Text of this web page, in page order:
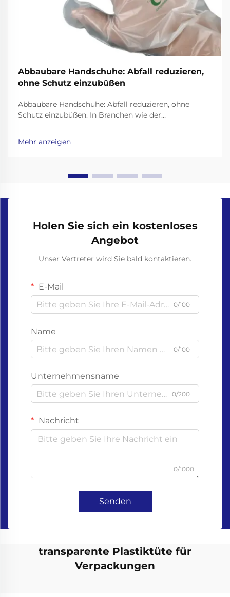
Abbaubare Handschuhe: Abfall reduzieren,
ohne Schutz einzubüßen
Abbaubare Handschuhe: Abfall reduzieren, ohne
Schutz einzubüßen. In Branchen wie der
Lebensmittelgewerbe sind Einweghandschuhe
unverzichtbar für Hygiene und Sicherheit. Allerdings
Mehr anzeigen
Holen Sie sich ein kostenloses
Angebot
Unser Vertreter wird Sie bald kontaktieren.
E-Mail
0/100
Name
0/100
Unternehmensname
0/200
Nachricht
0/1000
Senden
transparente Plastiktüte für
Verpackungen